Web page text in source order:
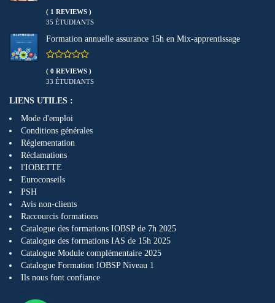
( 1 REVIEWS )
35 ÉTUDIANTS
Formation annuelle assurance 15h en Mix-apprentissage
( 0 REVIEWS )
33 ÉTUDIANTS
LIENS UTILES :
Mode d'emploi
Conditions générales
Réglementation
Réclamations
l'IOBETTE
Euroconseils
PSH
Avis non-clients
Raccourcis formations
Catalogue des formations IOBSP de 7h 2025
Catalogue des formations IAS de 15h 2025
Catalogue Module complémentaire 2025
Catalogue Formation IOBSP Niveau 1
Ils nous font confiance